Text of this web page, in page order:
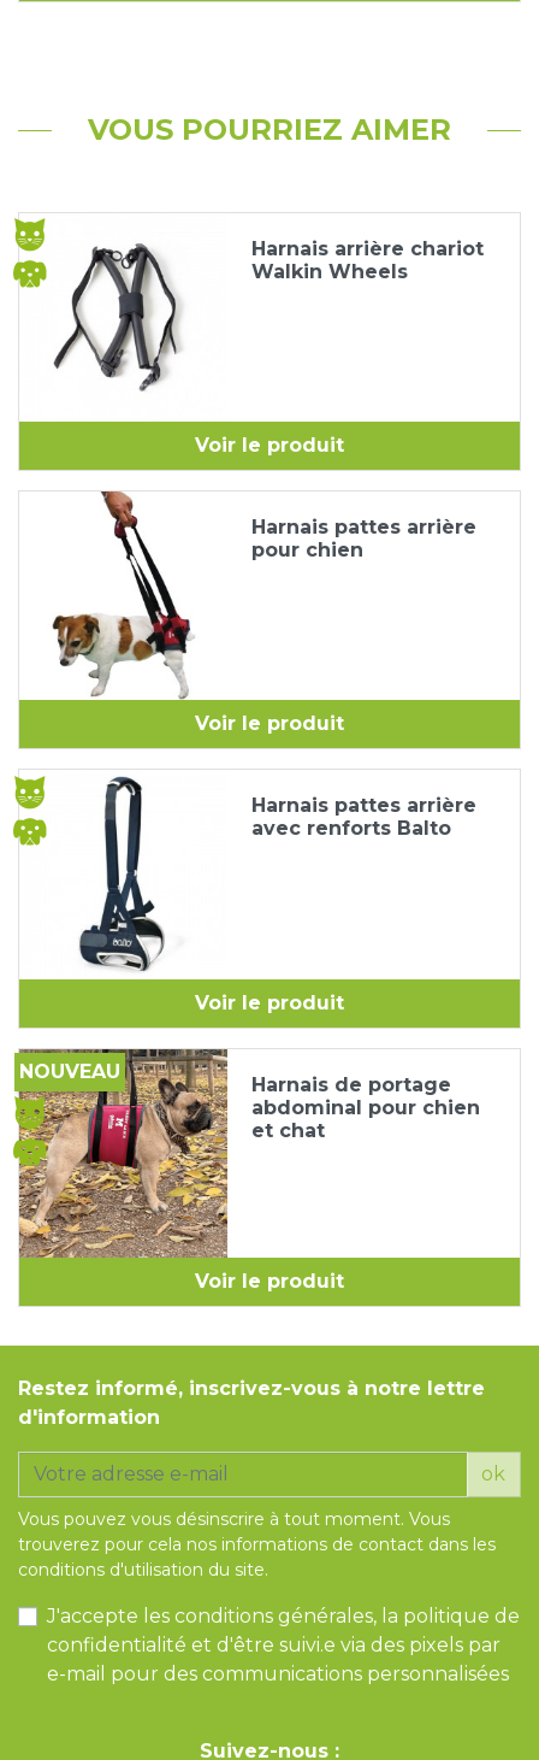
VOUS POURRIEZ AIMER
Harnais arrière chariot
Walkin Wheels
Voir le produit
Harnais pattes arrière
pour chien
Voir le produit
Harnais pattes arrière
avec renforts Balto
Voir le produit
Harnais de portage
abdominal pour chien
et chat
Voir le produit
NOUVEAU
Restez informé, inscrivez-vous à notre lettre
d'information
ok
Vous pouvez vous désinscrire à tout moment. Vous
trouverez pour cela nos informations de contact dans les
conditions d'utilisation du site.
J'accepte les conditions générales, la politique de
confidentialité et d'être suivi.e via des pixels par
e-mail pour des communications personnalisées
Suivez-nous :